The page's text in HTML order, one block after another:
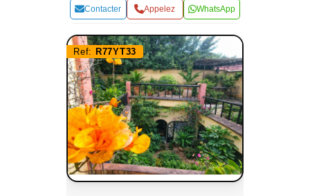
Contacter Appelez WhatsApp
Ref: R77YT33